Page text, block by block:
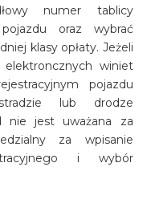
numer tablicy
oraz wybrać
klasy opłaty. Jeżeli
winiet
pojazdu
lub drodze
nie jest uważana za
za wpisanie
i wybór